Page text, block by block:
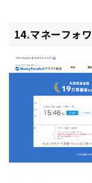
14.マネーフォ